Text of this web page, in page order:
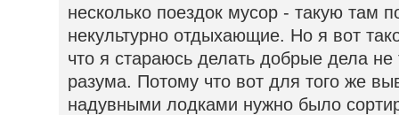
несколько поездок мусор - такую там
некультурно отдыхающие. Но я вот
что я стараюсь делать добрые дела не
разума. Потому что вот для того же
надувными лодками нужно было